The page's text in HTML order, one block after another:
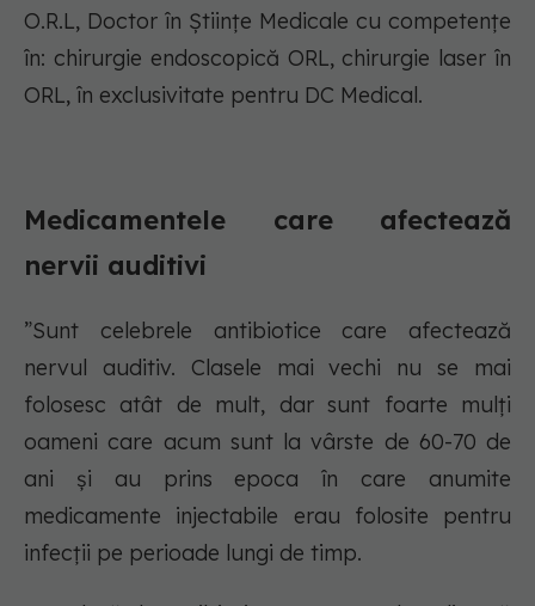
O.R.L, Doctor în Științe Medicale cu competențe
în: chirurgie endoscopică ORL, chirurgie laser în
ORL, în exclusivitate pentru DC Medical.
Medicamentele care afectează
nervii auditivi
”Sunt celebrele antibiotice care afectează
nervul auditiv. Clasele mai vechi nu se mai
folosesc atât de mult, dar sunt foarte mulți
oameni care acum sunt la vârste de 60-70 de
ani și au prins epoca în care anumite
medicamente injectabile erau folosite pentru
infecții pe perioade lungi de timp.